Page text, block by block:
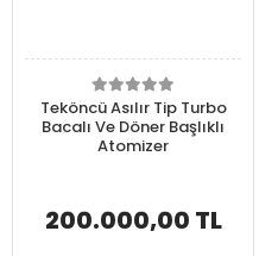
Teköncü Asılır Tip Turbo
Bacalı Ve Döner Başlıklı
Atomizer
200.000,00 TL